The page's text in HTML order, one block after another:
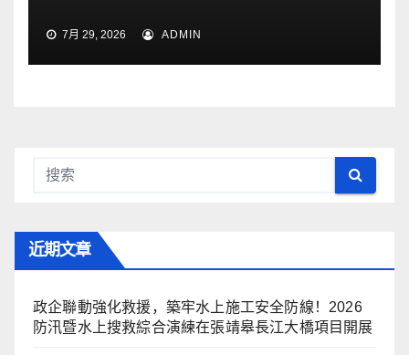
7月 29, 2026 ADMIN
近期文章
政企聯動強化救援，築牢水上施工安全防線！2026
防汛暨水上搜救綜合演練在張靖皋長江大橋項目開展